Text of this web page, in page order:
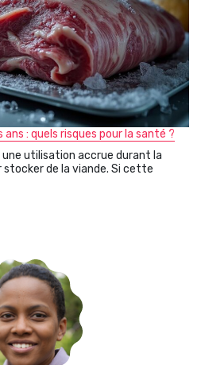
: quels risques pour la santé ?
utilisation accrue durant la
de la viande. Si cette